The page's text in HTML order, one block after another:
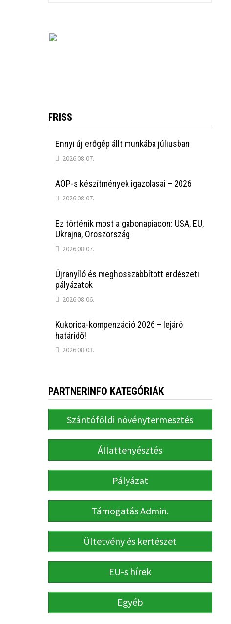
FRISS
Ennyi új erőgép állt munkába júliusban
2026.08.07.
AÖP-s készítmények igazolásai – 2026
2026.08.07.
Ez történik most a gabonapiacon: USA, EU,
Ukrajna, Oroszország
2026.08.07.
Újranyíló és meghosszabbított erdészeti
pályázatok
2026.08.06.
Kukorica-kompenzáció 2026 – lejáró
határidő!
2026.08.03.
PARTNERINFO KATEGÓRIÁK
Szántóföldi növénytermesztés
Állattenyésztés
Pályázat
Támogatás Admin.
Ültetvény és kertészet
EU-s hírek
Egyéb